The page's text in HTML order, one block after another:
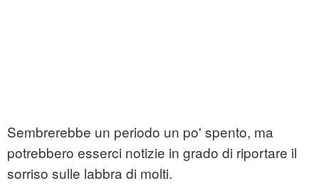
Sembrerebbe un periodo un po' spento, ma
potrebbero esserci notizie in grado di riportare il
sorriso sulle labbra di molti.